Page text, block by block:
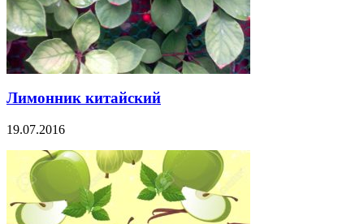
Лимонник китайский
19.07.2016